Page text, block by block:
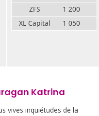
ZFS
1 200
XL Capital
1 050
Katrina
vives inquiétudes de la